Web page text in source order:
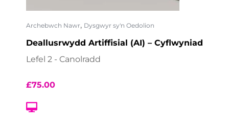
Archebwch Nawr, Dysgwyr sy'n Oedolion
Deallusrwydd Artiffisial (AI) – Cyflwyniad
Lefel 2 - Canolradd
£75.00